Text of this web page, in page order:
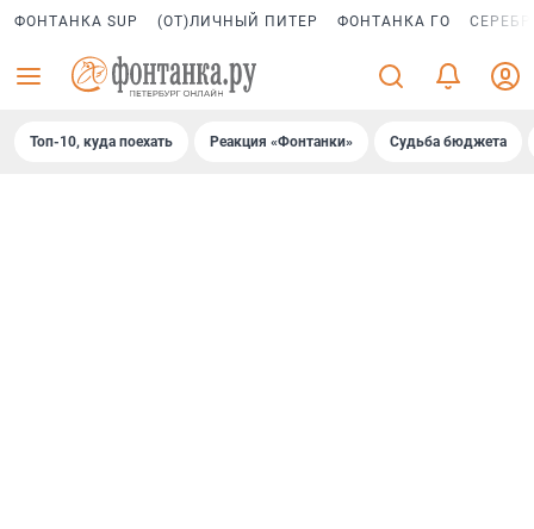
ФОНТАНКА SUP (ОТ)ЛИЧНЫЙ ПИТЕР ФОНТАНКА ГО
Топ-10, куда поехать Реакция «Фонтанки» Судьба бюджета